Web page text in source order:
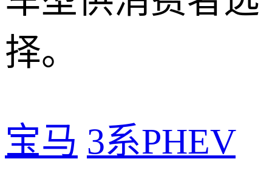
择。
宝马 3系PHEV